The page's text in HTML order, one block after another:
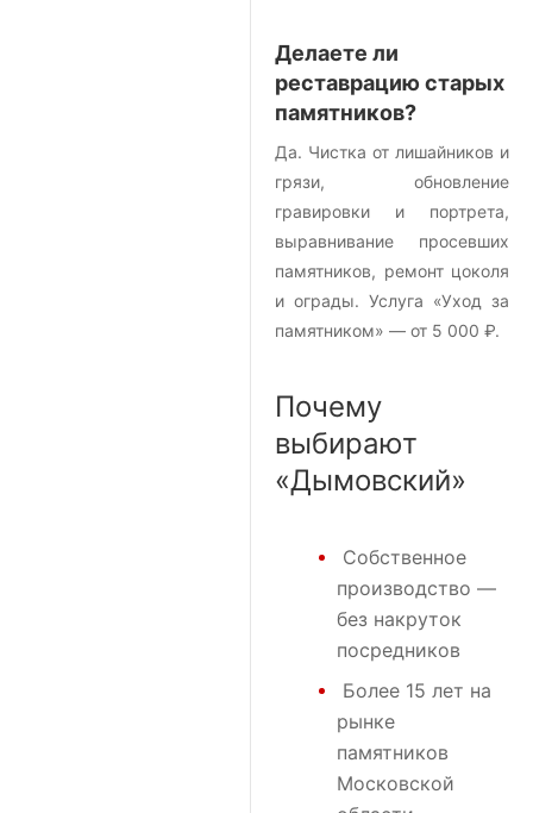
Делаете ли
реставрацию старых
памятников?
Да. Чистка от лишайников и
грязи, обновление
гравировки и портрета,
выравнивание просевших
памятников, ремонт цоколя
и ограды. Услуга «Уход за
памятником» — от 5 000 ₽.
Почему
выбирают
«Дымовский»
Собственное
производство —
без накруток
посредников
Более 15 лет на
рынке
памятников
Московской